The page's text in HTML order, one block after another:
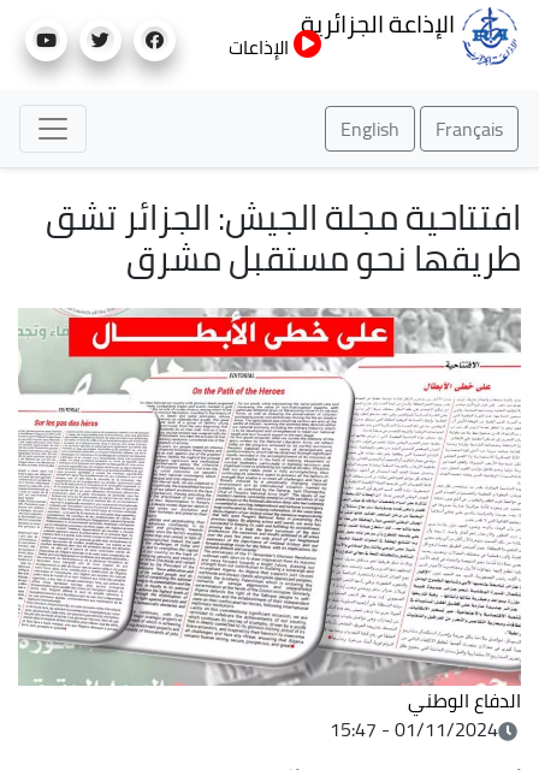
إلى
الإذاعة الجزائرية
الإذاعات
Français
English
افتتاحية مجلة الجيش: الجزائر تشق
طريقها نحو مستقبل مشرق
الدفاع الوطني
01/11/2024 - 15:47